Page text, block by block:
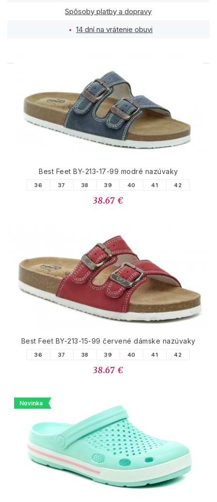
Spôsoby platby a dopravy
14 dní na vrátenie obuvi
PODOBNÉ PRODUKTY
Best Feet BY-213-17-99 modré nazúvaky
36 37 38 39 40 41 42
38.67 €
Best Feet BY-213-15-99 červené dámske nazúvaky
36 37 38 39 40 41 42
38.67 €
Novinka